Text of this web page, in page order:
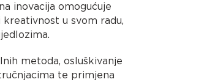
inovacija omogućuje
u svom radu,
metoda, osluškivanje
te primjena